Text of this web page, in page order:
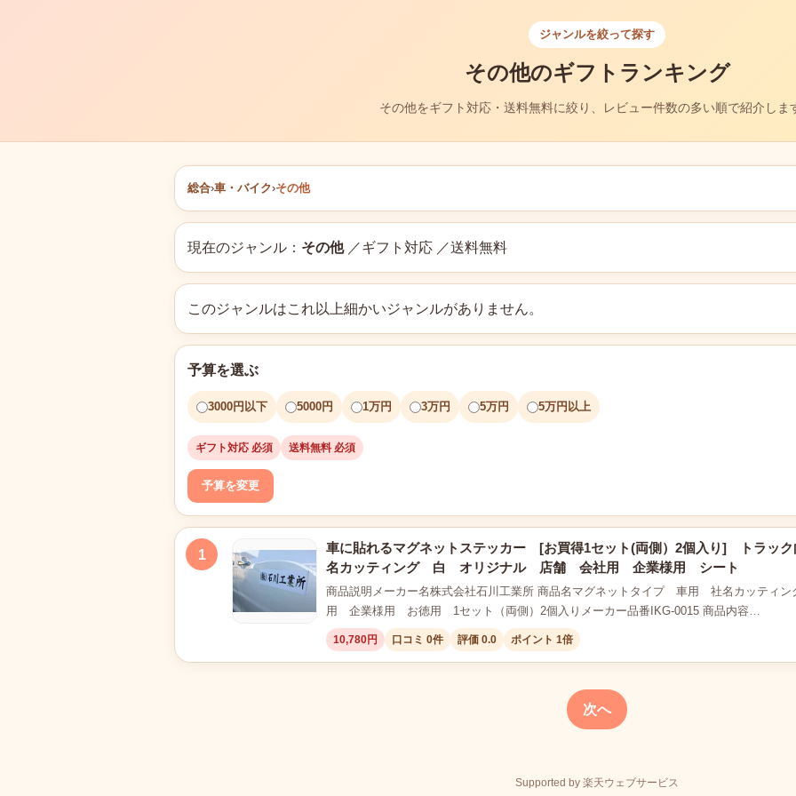
ジャンルを絞って探す
その他のギフトランキング
その他をギフト対応・送料無料に絞り、レビュー件数の多い順で紹介しま
総合›車・バイク›その他
現在のジャンル： その他／ギフト対応 ／送料無料
このジャンルはこれ以上細かいジャンルがありません。
予算を選ぶ
3000円以下 5000円 1万円 3万円 5万円 5万円以上
ギフト対応 必須 送料無料 必須
予算を変更
1
車に貼れるマグネットステッカー [お買得1セット(両側）2個入り] トラ
名カッティング 白 オリジナル 店舗 会社用 企業様用 シート
商品説明メーカー名株式会社石川工業所 商品名マグネットタイプ 車用 社名カッテ
用 企業様用 お徳用 1セット（両側）2個入りメーカー品番IKG-0015 商品内容…
10,780円 口コミ 0件 評価 0.0 ポイント 1倍
次へ
Supported by 楽天ウェブサービス